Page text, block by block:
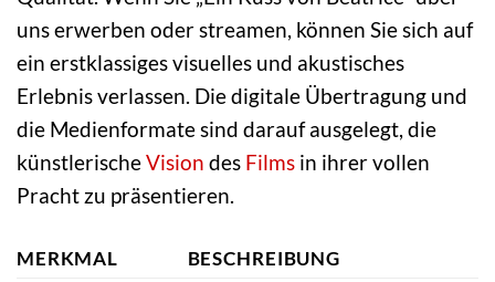
uns erwerben oder streamen, können Sie sich auf
ein erstklassiges visuelles und akustisches
Erlebnis verlassen. Die digitale Übertragung und
die Medienformate sind darauf ausgelegt, die
künstlerischeVision des Films in ihrer vollen
Pracht zu präsentieren.
MERKMAL BESCHREIBUNG